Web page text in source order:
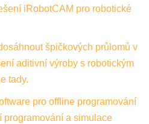
iRobotCAM pro robotické
špičkových průlomů v
aditivní výroby s robotickým
tady.
pro offline programování
programování a simulace